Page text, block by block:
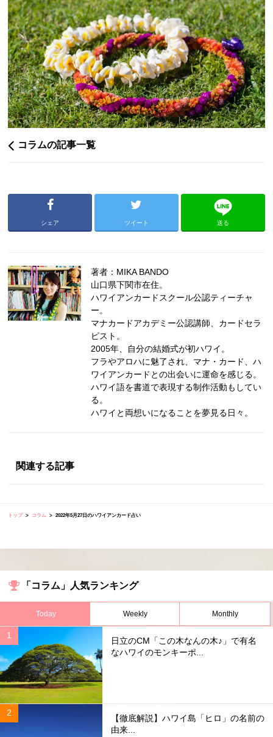
コラムの記事一覧
シェア ツイート 送る
著者：MIKA BANDO
山口県下関市在住。
ハワイアンカードスクール公認ティーチャ
ー。
マナカードアカデミー公認講師、カードセラ
ピスト。
2005年、自分の結婚式が初ハワイ。
フラやアロハに魅了され、マナ・カード、ハ
ワイアンカードとの出会いに運命を感じる。
ハワイ語を書道で表現する制作活動もしてい
る。
ハワイと両想いになることを夢見る日々。
関連する記事
トップ コラム 2022年5月27日のハワイアンカード占い
「コラム」人気ランキング
Today Weekly Monthly
日立のCM「この木なんの木♪」で有名
なハワイのモンキーポ...
【徹底解説】ハワイ島「ヒロ」の名前の
由来...